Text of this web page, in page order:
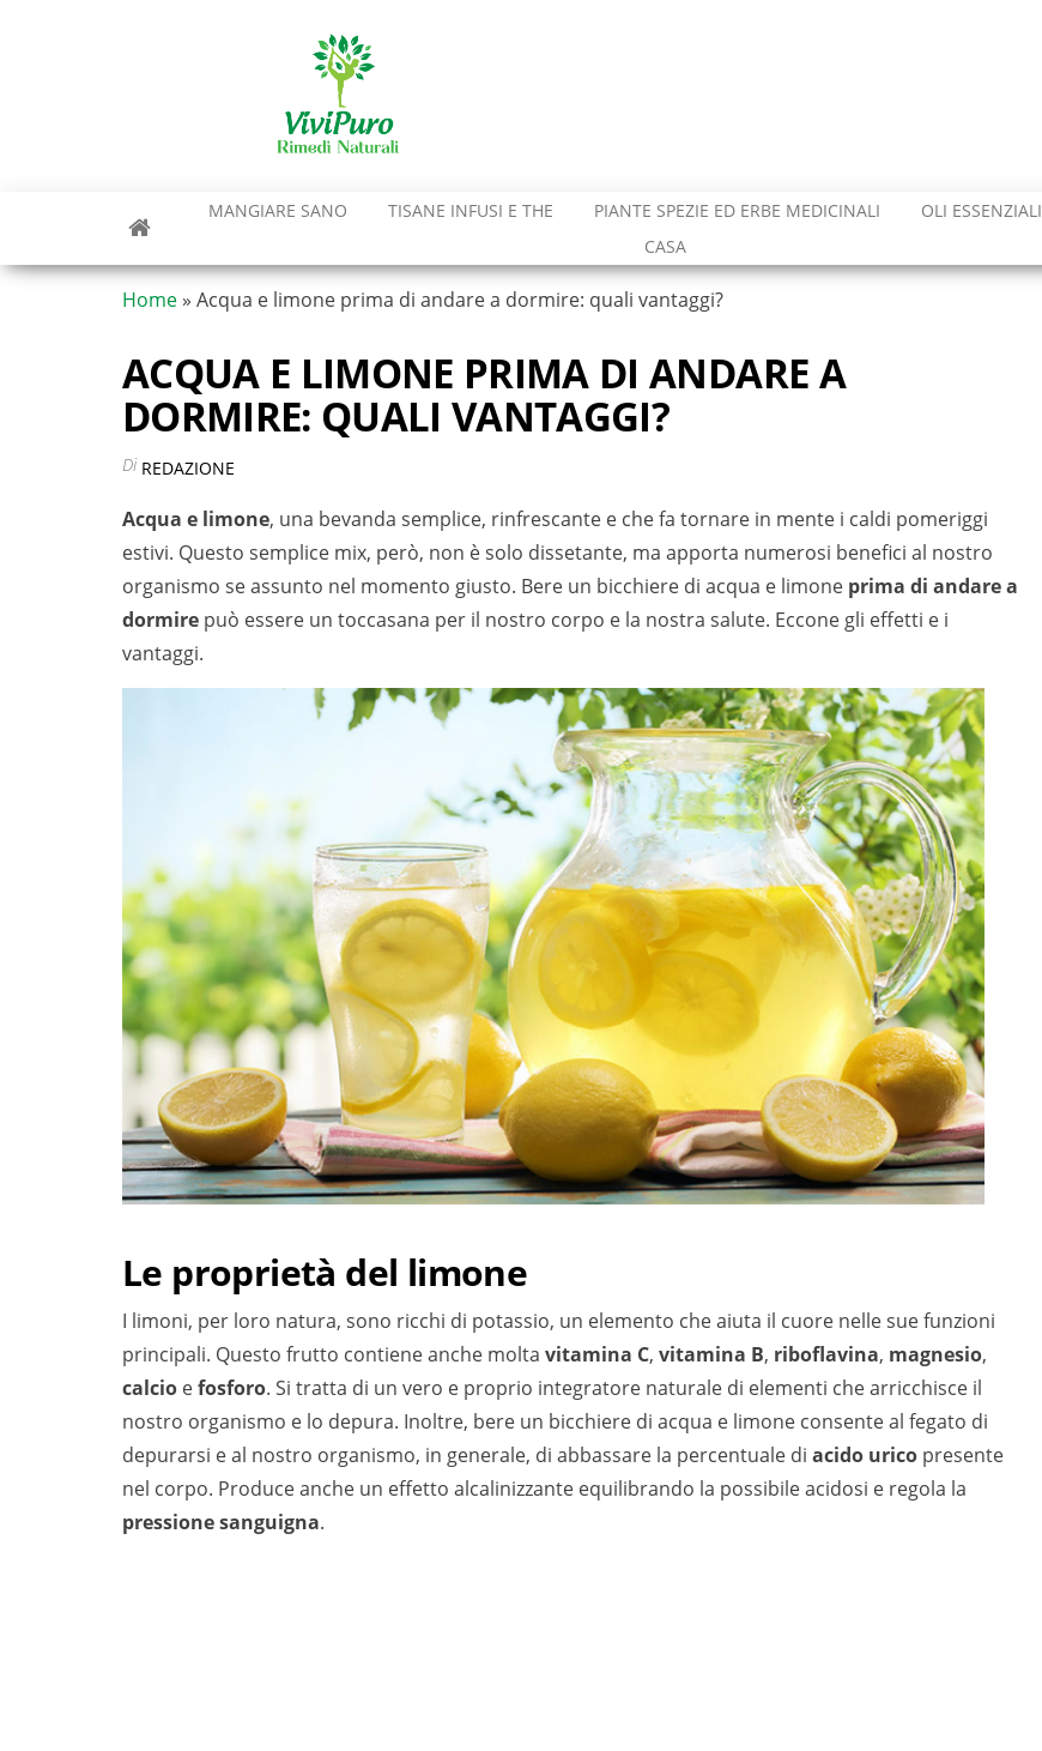
MANGIARE SANO TISANE INFUSI E THE PIANTE SPEZIE ED ERBE MEDICINALI OLI ESSENZIALI
CASA
Home » Acqua e limone prima di andare a dormire: quali vantaggi?
ACQUA E LIMONE PRIMA DI ANDARE A
DORMIRE: QUALI VANTAGGI?
Di REDAZIONE
Acqua e limone, una bevanda semplice, rinfrescante e che fa tornare in mente i caldi pomeriggi
estivi. Questo semplice mix, però, non è solo dissetante, ma apporta numerosi benefici al nostro
organismo se assunto nel momento giusto. Bere un bicchiere di acqua e limone prima di andare a
dormire può essere un toccasana per il nostro corpo e la nostra salute. Eccone gli effetti e i
vantaggi.
Le proprietà del limone
I limoni, per loro natura, sono ricchi di potassio, un elemento che aiuta il cuore nelle sue funzioni
principali. Questo frutto contiene anche molta vitamina C, vitamina B, riboflavina, magnesio,
calcio efosforo. Si tratta di un vero e proprio integratore naturale di elementi che arricchisce il
nostro organismo e lo depura. Inoltre, bere un bicchiere di acqua e limone consente al fegato di
depurarsi e al nostro organismo, in generale, di abbassare la percentuale di acido urico presente
nel corpo. Produce anche un effetto alcalinizzante equilibrando la possibile acidosi e regola la
pressione sanguigna.